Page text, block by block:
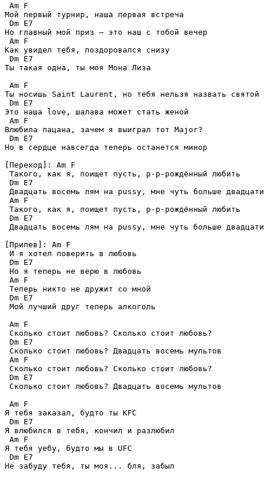
Am F
Мой первый турнир, наша первая встреча
Dm E7
Но главный мой приз — это наш с тобой вечер
Am F
Как увидел тебя, поздоровался снизу
Dm E7
Ты такая одна, ты моя Мона Лиза
Am F
Ты носишь Saint Laurent, но тебя нельзя назвать святой
Dm E7
Это наша love, шалава может стать женой
Am F
Влюбила пацана, зачем я выиграл тот Major?
Dm E7
Но в сердце навсегда теперь останется минор
[Переход]: Am F
Такого, как я, поищет пусть, р-р-рождённый любить
Dm E7
Двадцать восемь лям на pussy, мне чуть больше
Am F
Такого, как я, поищет пусть, р-р-рождённый любить
Dm E7
Двадцать восемь лям на pussy, мне чуть больше
[Припев]: Am F
И я хотел поверить в любовь
Dm E7
Но я теперь не верю в любовь
Am F
Теперь никто не дружит со мной
Dm E7
Мой лучший друг теперь алкоголь
Am F
Сколько стоит любовь? Сколько стоит любовь?
Dm E7
Сколько стоит любовь? Двадцать восемь мультов
Am F
Сколько стоит любовь? Сколько стоит любовь?
Dm E7
Сколько стоит любовь? Двадцать восемь мультов
Am F
Я тебя заказал, будто ты KFC
Dm E7
Я влюбился в тебя, кончил и разлюбил
Am F
Я тебя уебу, будто мы в UFC
Dm E7
Не забуду тебя, ты моя... бля, забыл